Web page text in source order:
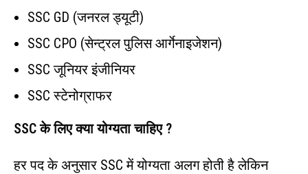
SSC GD (जनरल ड्यूटी)
SSC CPO (सेन्ट्रल पुलिस आर्गेनाइजेशन)
SSC जूनियर इंजीनियर
SSC स्टेनोग्राफर
SSCकेलिएक्यायोग्यताचाहिए ?
हर पद के अनुसार SSC में योग्यता अलग होती है लेकिन